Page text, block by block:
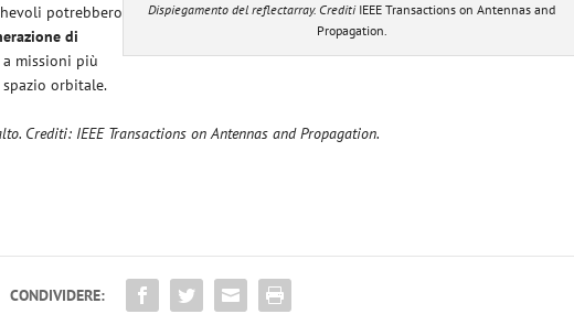
Dispiegamento del reflectarray. Crediti IEEE Transactions on Antennas and
Propagation.
potrebbero
di
missioni più
orbitale.
Crediti: IEEE Transactions on Antennas and Propagation.
CONDIVIDERE: